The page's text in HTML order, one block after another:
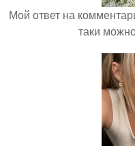
Мой ответ на
таки